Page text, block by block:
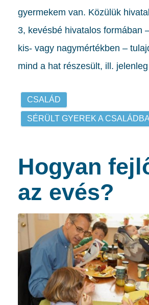
gyermekem van. Közülük
3, kevésbé hivatalos formában
kis- vagy nagymértékben –
mind a hat részesült, ill.
CSALÁD
SÉRÜLT GYEREK A
Hogyan
az evés?